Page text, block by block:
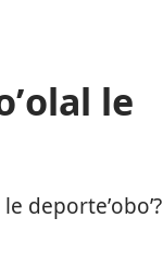
le
deporteʼoboʼ?